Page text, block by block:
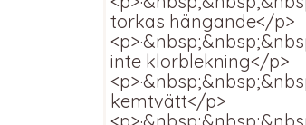
torkas hängande</p>
inte klorblekning</p>
kemtvätt</p>